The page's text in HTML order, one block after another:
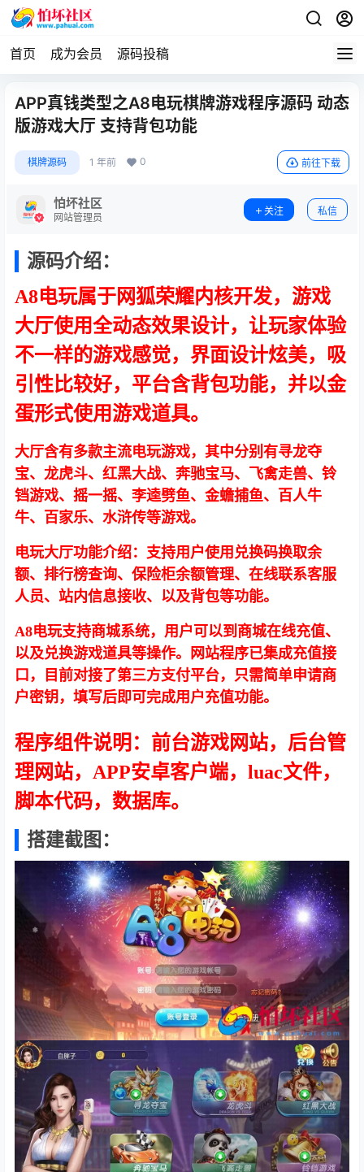
首页 成为会员 源码投稿
APP真钱类型之A8电玩棋牌游戏程序源码 动态
版游戏大厅 支持背包功能
棋牌源码 1 年前 0 前往下载
怕坏社区
网站管理员
关注 私信
源码介绍：
A8电玩属于网狐荣耀内核开发，游戏
大厅使用全动态效果设计，让玩家体验
不一样的游戏感觉，界面设计炫美，吸
引性比较好，平台含背包功能，并以金
蛋形式使用游戏道具。
大厅含有多款主流电玩游戏，其中分别有寻龙夺
宝、龙虎斗、红黑大战、奔驰宝马、飞禽走兽、铃
铛游戏、摇一摇、李逵劈鱼、金蟾捕鱼、百人牛
牛、百家乐、水浒传等游戏。
电玩大厅功能介绍：支持用户使用兑换码换取余
额、排行榜查询、保险柜余额管理、在线联系客服
人员、站内信息接收、以及背包等功能。
A8电玩支持商城系统，用户可以到商城在线充值、
以及兑换游戏道具等操作。网站程序已集成充值接
口，目前对接了第三方支付平台，只需简单申请商
户密钥，填写后即可完成用户充值功能。
程序组件说明：前台游戏网站，后台管
理网站，APP安卓客户端，luac文件，
脚本代码，数据库。
搭建截图：